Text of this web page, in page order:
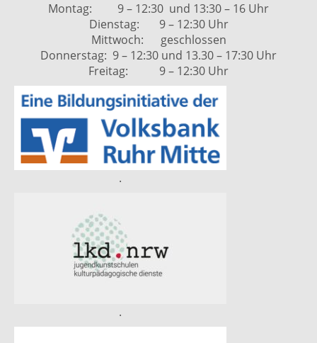
Montag: 9 – 12:30 und 13:30 – 16 Uhr
Dienstag: 9 – 12:30 Uhr
Mittwoch: geschlossen
Donnerstag: 9 – 12:30 und 13.30 – 17:30 Uhr
Freitag: 9 – 12:30 Uhr
.
.